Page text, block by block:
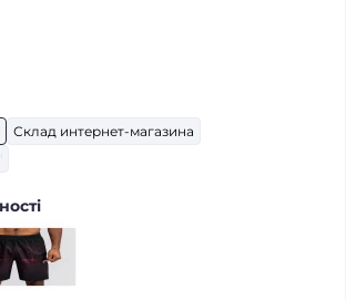
Склад интернет-магазина